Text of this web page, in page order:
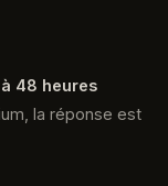
48 heures
la réponse est